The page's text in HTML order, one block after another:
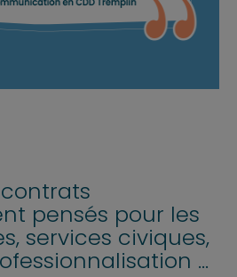
pensés pour les
services civiques,
…